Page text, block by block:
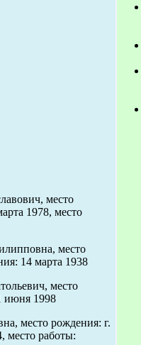
место
1978, место
место
14 марта 1938
место
июня 1998
место рождения: г.
место работы: